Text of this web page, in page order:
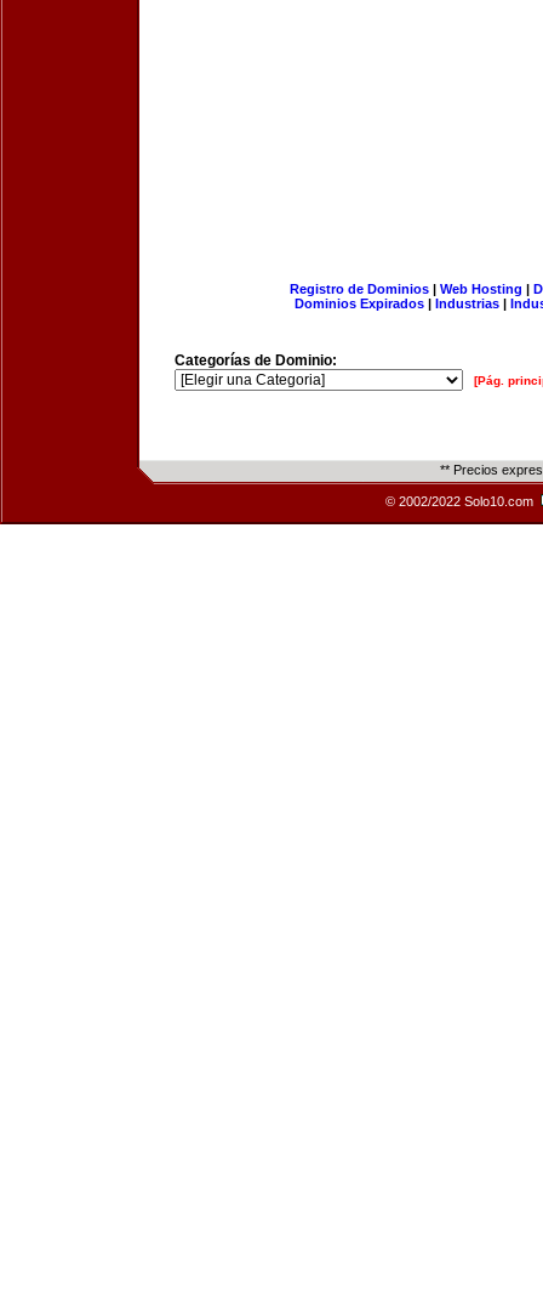
Registro de Dominios| Web Hosting |
Dominios Expirados | Industrias |
Categorías de Dominio:
[Pág.
** Precios
© 2002/2022 Solo10.com